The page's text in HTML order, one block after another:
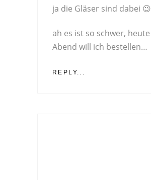
ja die Gläser sind dabei 😉
ah es ist so schwer, heute
Abend will ich bestellen…
REPLY...